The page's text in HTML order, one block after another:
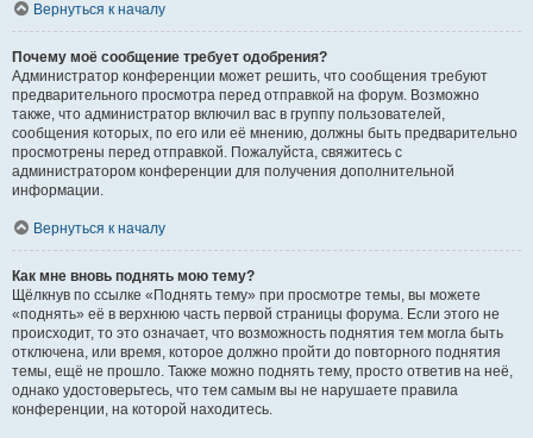
Вернуться к началу
Почему моё сообщение требует одобрения?
Администратор конференции может решить, что сообщения требуют
предварительного просмотра перед отправкой на форум. Возможно
также, что администратор включил вас в группу пользователей,
сообщения которых, по его или её мнению, должны быть предварительно
просмотрены перед отправкой. Пожалуйста, свяжитесь с
администратором конференции для получения дополнительной
информации.
Вернуться к началу
Как мне вновь поднять мою тему?
Щёлкнув по ссылке «Поднять тему» при просмотре темы, вы можете
«поднять» её в верхнюю часть первой страницы форума. Если этого не
происходит, то это означает, что возможность поднятия тем могла быть
отключена, или время, которое должно пройти до повторного поднятия
темы, ещё не прошло. Также можно поднять тему, просто ответив на неё,
однако удостоверьтесь, что тем самым вы не нарушаете правила
конференции, на которой находитесь.